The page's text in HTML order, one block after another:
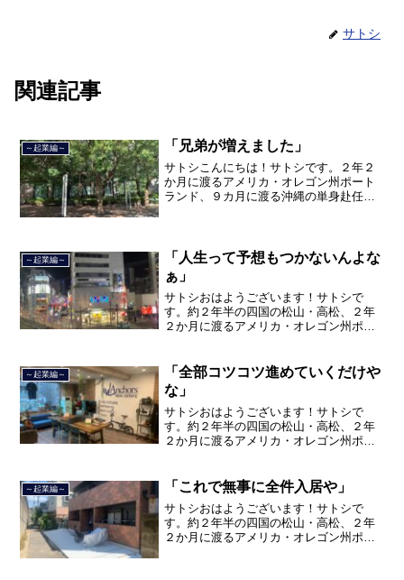
サトシ
関連記事
～起業編～ 「兄弟が増えました」
サトシこんにちは！サトシです。２年２
か月に渡るアメリカ・オレゴン州ポート
ランド、９カ月に渡る沖縄の単身赴任の
品川区南大井で不動産を主...
～起業編～
「人生って予想もつかないんよな
ぁ」
サトシおはようございます！サトシで
す。約２年半の四国の松山・高松、２年
２か月に渡るアメリカ・オレゴン州ポー
間のサラリーマン人生に終止符を打っ
て、２０２１年３月９日より東...
～起業編～
「全部コツコツ進めていくだけや
な」
サトシおはようございます！サトシで
す。約２年半の四国の松山・高松、２年
２か月に渡るアメリカ・オレゴン州ポー
間のサラリーマン人生に終止符を打っ
て、２０２１年３月９日より東...
～起業編～ 「これで無事に全件入居や」
サトシおはようございます！サトシで
す。約２年半の四国の松山・高松、２年
２か月に渡るアメリカ・オレゴン州ポー